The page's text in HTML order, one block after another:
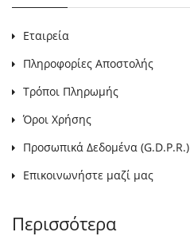
Εταιρεία
Πληροφορίες Αποστολής
Τρόποι Πληρωμής
Όροι Χρήσης
Προσωπικά Δεδομένα (G.D.P.R.)
Επικοινωνήστε μαζί μας
Περισσότερα